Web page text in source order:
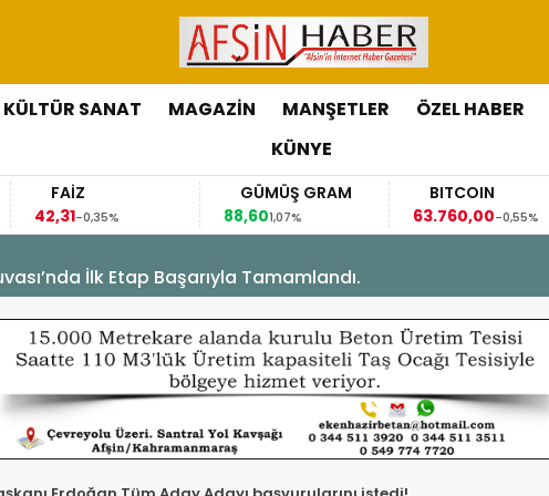
KÜLTÜR SANAT MAGAZİN MANŞETLER ÖZEL HABER
KÜNYE
FAİZ
42,31
-0,35%
GÜMÜŞ GRAM
88,60
1,07%
BITCOIN
63.760,00-0,55%
İlk Etap Başarıyla Tamamlandı.